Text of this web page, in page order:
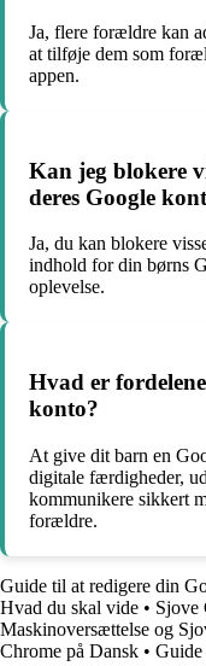
Ja, flere forældre kan
at tilføje dem som
appen.
Kan jeg blokere
deres Google
Ja, du kan blokere
indhold for din børns
oplevelse.
Hvad er
konto?
At give dit barn en
digitale færdigheder,
kommunikere sikkert
forældre.
Guide til at redigere din
Hvad du skal vide • Sjove
Maskinoversættelse og
Chrome på Dansk • Guide